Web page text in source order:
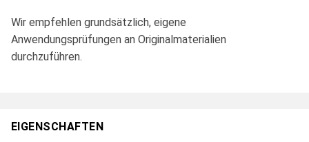
Wir empfehlen grundsätzlich, eigene
Anwendungsprüfungen an Originalmaterialien
durchzuführen.
EIGENSCHAFTEN